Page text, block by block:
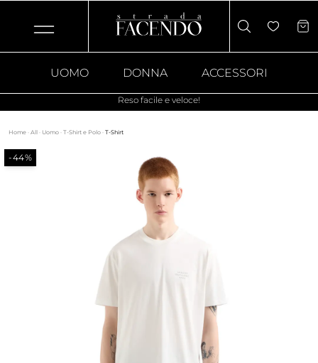
UOMO DONNA ACCESSORI
Reso facile e veloce!
Home · All · Uomo · T-Shirt e Polo · T-Shirt
-44%